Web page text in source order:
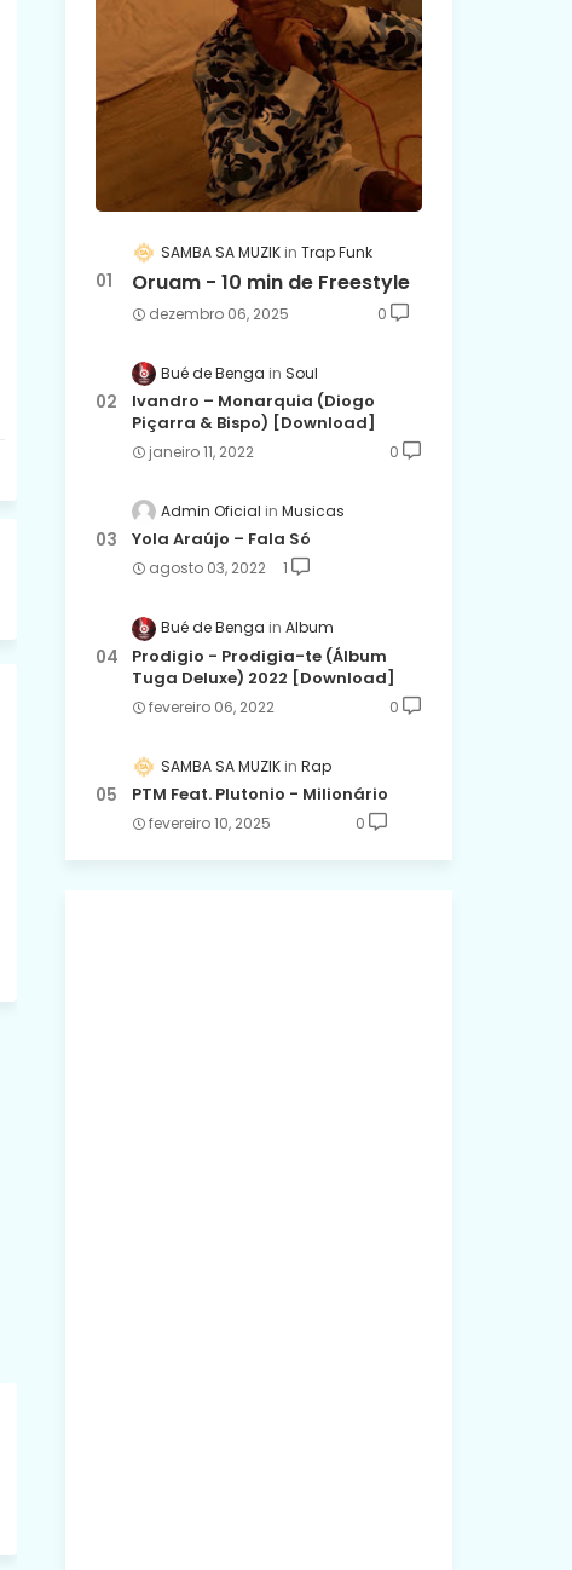
SAMBA SA MUZIK Trap Funk
Oruam - 10 min de Freestyle
dezembro 06, 2025 0
Bué de Benga Soul
Ivandro – Monarquia (Diogo
Piçarra & Bispo) [Download]
janeiro 11, 2022 0
Admin Oficial Musicas
Yola Araújo – Fala Só
agosto 03, 2022 1
Bué de Benga Album
Prodigio - Prodigia-te (Álbum
Tuga Deluxe) 2022 [Download]
fevereiro 06, 2022 0
SAMBA SA MUZIK Rap
PTM Feat. Plutonio - Milionário
fevereiro 10, 2025 0